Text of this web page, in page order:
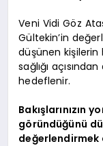
Veni Vidi Göz
Gültekin’in
düşünen
sağlığı
hedeflenir.
Bakışlarınızın
göründüğünü